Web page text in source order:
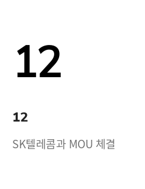
12
12
SK텔레콤과 MOU 체결